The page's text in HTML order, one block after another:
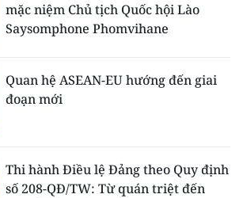
mặc niệm Chủ tịch Quốc hội Lào
Saysomphone Phomvihane
Quan hệ ASEAN-EU hướng đến giai
đoạn mới
Thi hành Điều lệ Đảng theo Quy định
số 208-QĐ/TW: Từ quán triệt đến